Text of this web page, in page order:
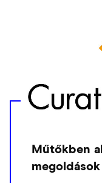
Műtőkben
megoldások